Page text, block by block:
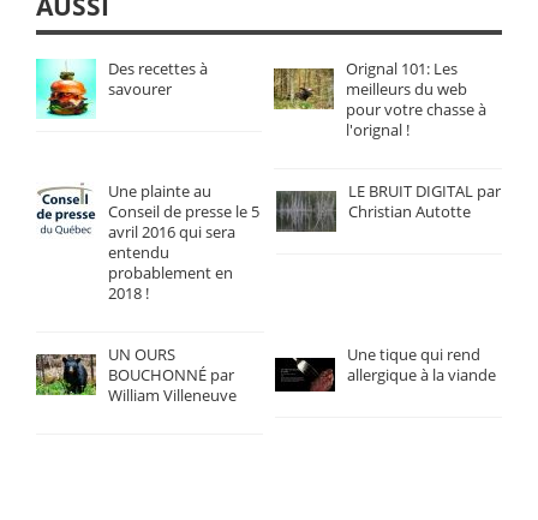
Des recettes à
savourer
Orignal 101: Les
meilleurs du web
pour votre chasse à
l'orignal !
Une plainte au
Conseil de presse le 5
avril 2016 qui sera
entendu
probablement en
2018 !
LE BRUIT DIGITAL par
Christian Autotte
UN OURS
BOUCHONNÉ par
William Villeneuve
Une tique qui rend
allergique à la viande